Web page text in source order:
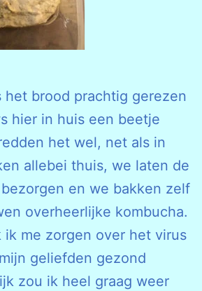
het brood prachtig gerezen
hier in huis een beetje
het wel, net als in
allebei thuis, we laten de
en we bakken zelf
overheerlijke kombucha.
ik me zorgen over het virus
geliefden gezond
zou ik heel graag weer